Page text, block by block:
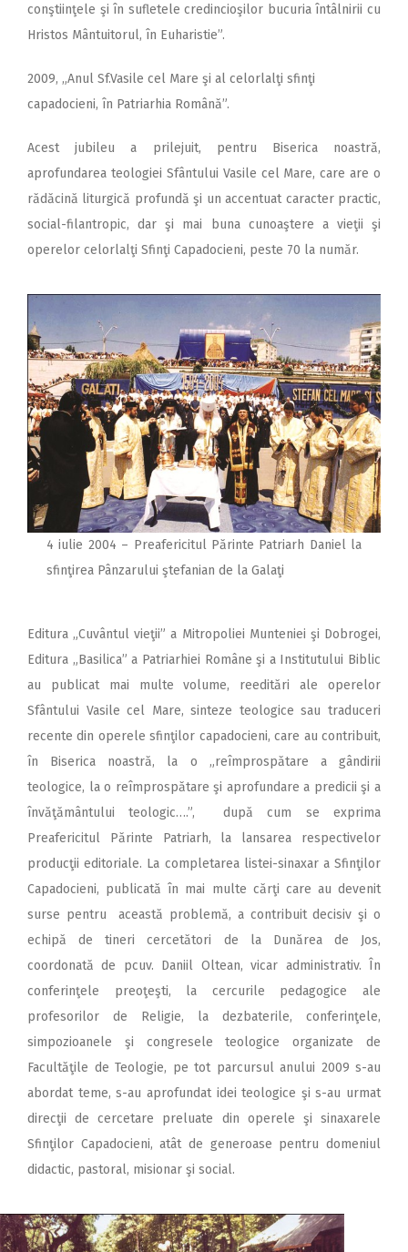
conştiinţele şi în sufletele credincioşilor bucuria întâlnirii cu
Hristos Mântuitorul, în Euharistie”.
2009, „Anul Sf.Vasile cel Mare şi al celorlalţi sfinţi
capadocieni, în Patriarhia Română”.
Acest jubileu a prilejuit, pentru Biserica noastră,
aprofundarea teologiei Sfântului Vasile cel Mare, care are o
rădăcină liturgică profundă şi un accentuat caracter practic,
social-filantropic, dar şi mai buna cunoaştere a vieţii şi
operelor celorlalţi Sfinţi Capadocieni, peste 70 la număr.
4 iulie 2004 – Preafericitul Părinte Patriarh Daniel la
sfinţirea Pânzarului ştefanian de la Galaţi
Editura „Cuvântul vieţii” a Mitropoliei Munteniei şi Dobrogei,
Editura „Basilica” a Patriarhiei Române şi a Institutului Biblic
au publicat mai multe volume, reeditări ale operelor
Sfântului Vasile cel Mare, sinteze teologice sau traduceri
recente din operele sfinţilor capadocieni, care au contribuit,
în Biserica noastră, la o „reîmprospătare a gândirii
teologice, la o reîmprospătare şi aprofundare a predicii şi a
învăţământului teologic….”, după cum se exprima
Preafericitul Părinte Patriarh, la lansarea respectivelor
producţii editoriale. La completarea listei-sinaxar a Sfinţilor
Capadocieni, publicată în mai multe cărţi care au devenit
surse pentru această problemă, a contribuit decisiv şi o
echipă de tineri cercetători de la Dunărea de Jos,
coordonată de pcuv. Daniil Oltean, vicar administrativ. În
conferinţele preoţeşti, la cercurile pedagogice ale
profesorilor de Religie, la dezbaterile, conferinţele,
simpozioanele şi congresele teologice organizate de
Facultăţile de Teologie, pe tot parcursul anului 2009 s-au
abordat teme, s-au aprofundat idei teologice şi s-au urmat
direcţii de cercetare preluate din operele şi sinaxarele
Sfinţilor Capadocieni, atât de generoase pentru domeniul
didactic, pastoral, misionar şi social.